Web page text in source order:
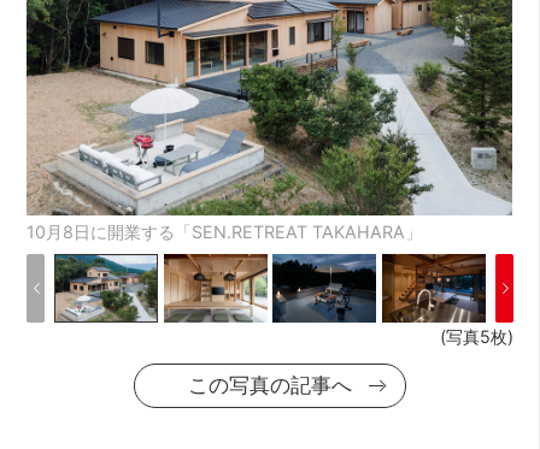
10月8日に開業する「SEN.RETREAT TAKAHARA」
(写真5枚)
この写真の記事へ